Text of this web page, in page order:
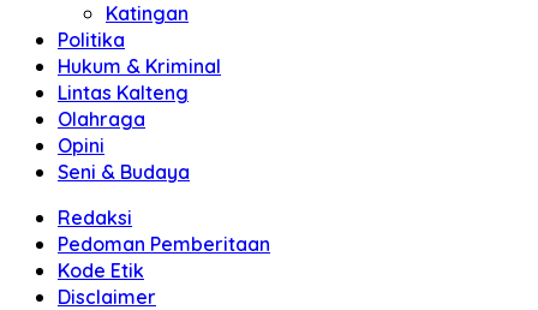
Katingan
Politika
Hukum & Kriminal
Lintas Kalteng
Olahraga
Opini
Seni & Budaya
Redaksi
Pedoman Pemberitaan
Kode Etik
Disclaimer